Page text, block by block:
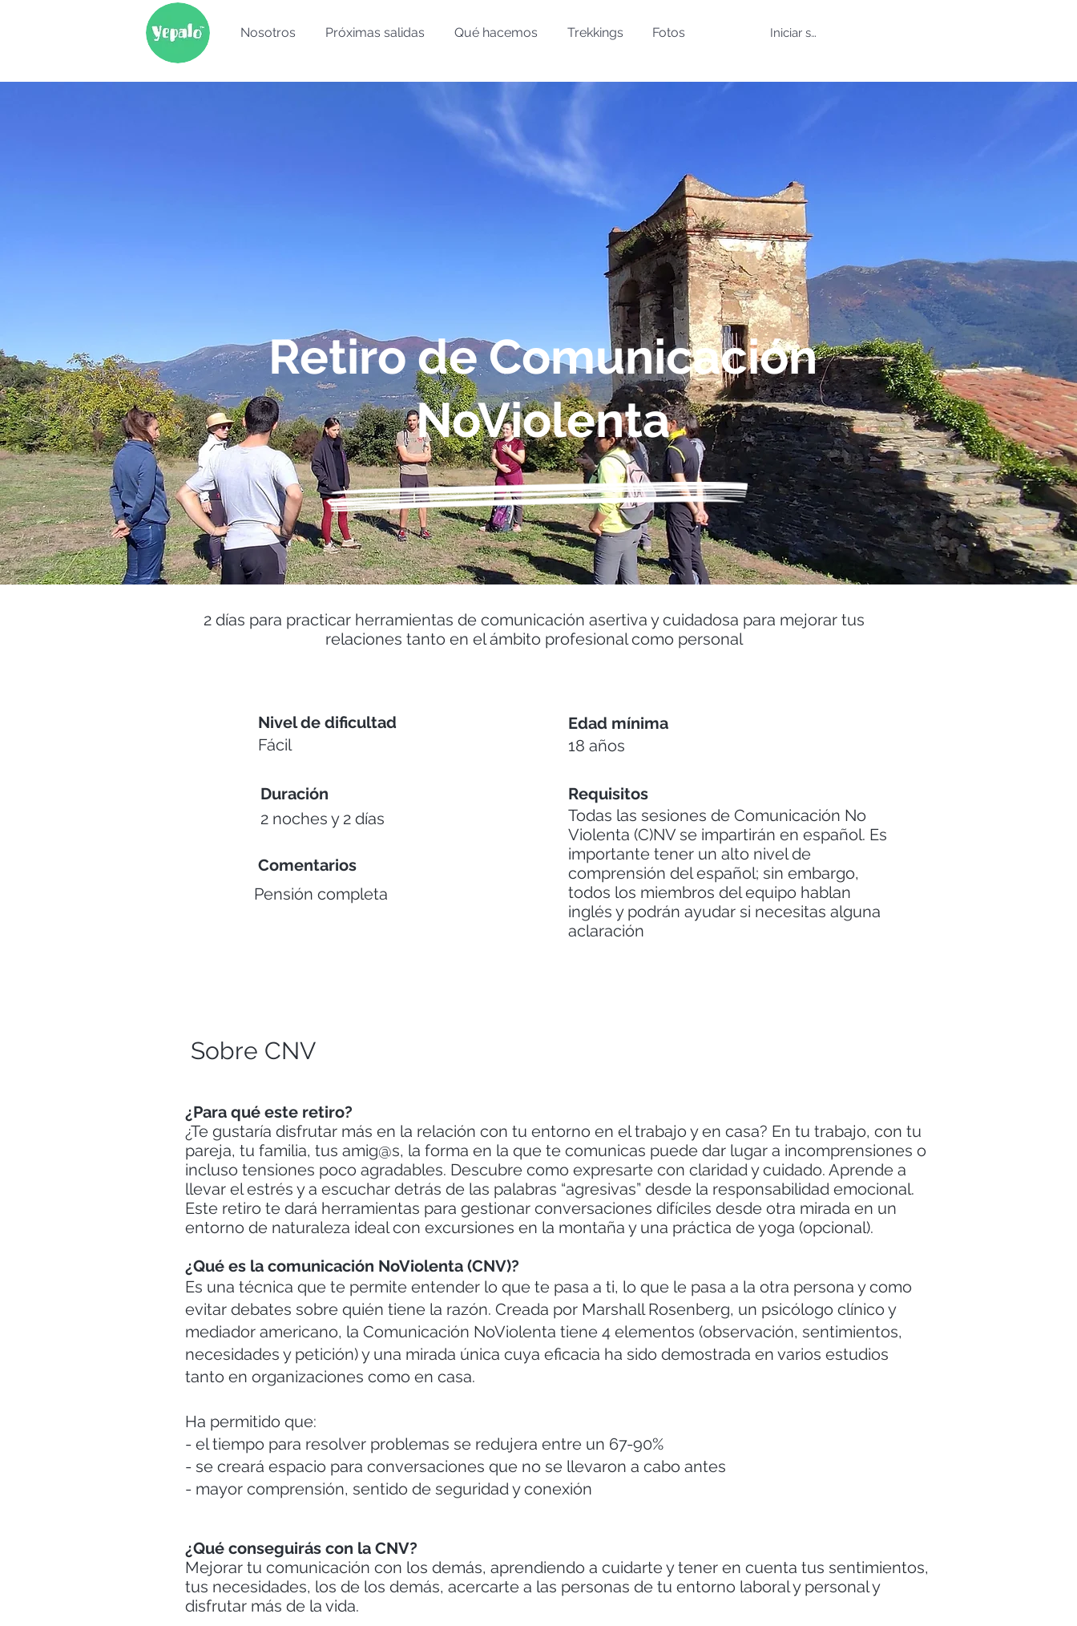
Nosotros Próximas salidas Qué hacemos Trekkings Fotos Iniciar sesión
Retiro de Comunicación
NoViolenta
2 días para practicar herramientas de comunicación asertiva y cuidadosa para mejorar tus
relaciones tanto en el ámbito profesional como personal
Nivel de dificultad
Fácil
Edad mínima
18 años
Duración
2 noches y 2 días
Requisitos
Todas las sesiones de Comunicación No
Violenta (C)NV se impartirán en español. Es
importante tener un alto nivel de
comprensión del español; sin embargo,
todos los miembros del equipo hablan
inglés y podrán ayudar si necesitas alguna
aclaración
Comentarios
Pensión completa
Sobre CNV
¿Para qué este retiro?
¿Te gustaría disfrutar más en la relación con tu entorno en el trabajo y en casa? En tu trabajo, con tu
pareja, tu familia, tus amig@s, la forma en la que te comunicas puede dar lugar a incomprensiones o
incluso tensiones poco agradables. Descubre como expresarte con claridad y cuidado. Aprende a
llevar el estrés y a escuchar detrás de las palabras “agresivas” desde la responsabilidad emocional.
Este retiro te dará herramientas para gestionar conversaciones difíciles desde otra mirada en un
entorno de naturaleza ideal con excursiones en la montaña y una práctica de yoga (opcional).
¿Qué es la comunicación NoViolenta (CNV)?
Es una técnica que te permite entender lo que te pasa a ti, lo que le pasa a la otra persona y como
evitar debates sobre quién tiene la razón. Creada por Marshall Rosenberg, un psicólogo clínico y
mediador americano, la Comunicación NoViolenta tiene 4 elementos (observación, sentimientos,
necesidades y petición) y una mirada única cuya eficacia ha sido demostrada en varios estudios
tanto en organizaciones como en casa.
Ha permitido que:
- el tiempo para resolver problemas se redujera entre un 67-90%
- se creará espacio para conversaciones que no se llevaron a cabo antes
- mayor comprensión, sentido de seguridad y conexión
¿Qué conseguirás con la CNV?
Mejorar tu comunicación con los demás, aprendiendo a cuidarte y tener en cuenta tus sentimientos,
tus necesidades, los de los demás, acercarte a las personas de tu entorno laboral y personal y
disfrutar más de la vida.